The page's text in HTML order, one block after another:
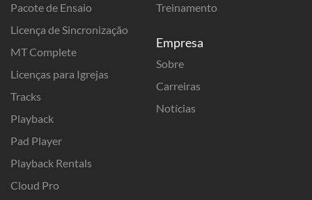
Pacote de Ensaio
Licença de Sincronização
MT Complete
Licenças para Igrejas
Tracks
Playback
Pad Player
Playback Rentals
Cloud Pro
Treinamento
Empresa
Sobre
Carreiras
Notícias